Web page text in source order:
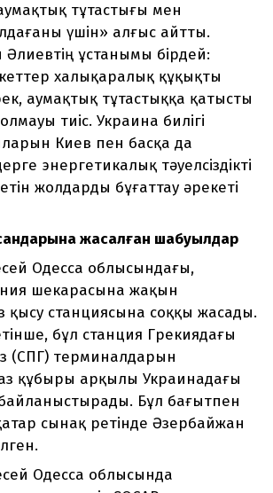
тұтастығы мен
үшін» алғыс айтты.
ұстанымы бірдей:
халықаралық құқықты
аумақтық тұтастыққа қатысты
тиіс. Украина билігі
Киев пен басқа да
энергетикалық тәуелсіздікті
жолдарды бұғаттау әрекеті
жасалған шабуылдар
Одесса облысындағы,
шекарасына жақын
қысу станциясына соққы жасады.
бұл станция Грекиядағы
(СПГ) терминалдарын
құбыры арқылы Украинадағы
Бұл бағытпен
сынақ ретінде Әзербайжан
Одесса облысында